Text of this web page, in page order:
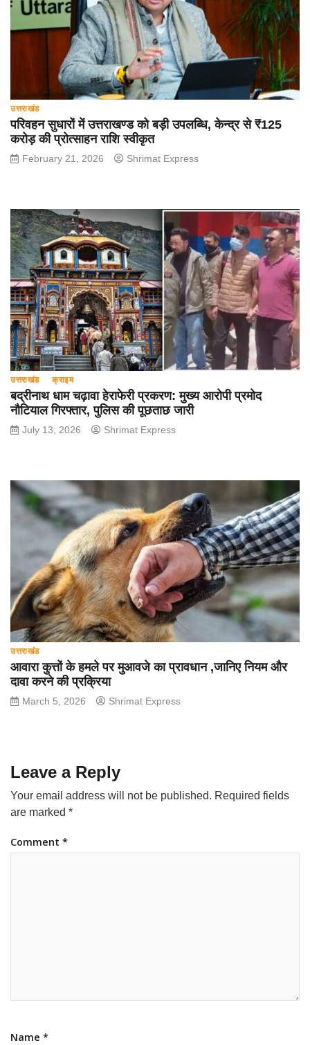
उत्तराखंड
परिवहन सुधारों में उत्तराखण्ड को बड़ी उपलब्धि, केन्द्र से ₹125
करोड़ की प्रोत्साहन राशि स्वीकृत
February 21, 2026 Shrimat Express
उत्तराखंड क्राइम
बद्रीनाथ धाम चढ़ावा हेराफेरी प्रकरण: मुख्य आरोपी प्रमोद
नौटियाल गिरफ्तार, पुलिस की पूछताछ जारी
July 13, 2026 Shrimat Express
उत्तराखंड
आवारा कुत्तों के हमले पर मुआवजे का प्रावधान ,जानिए नियम और
दावा करने की प्रक्रिया
March 5, 2026 Shrimat Express
Leave a Reply
Your email address will not be published. Required fields
are marked *
Comment *
Name *